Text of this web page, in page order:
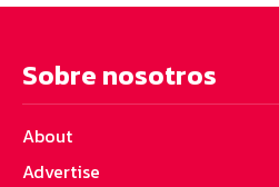
Sobre nosotros
About
Advertise